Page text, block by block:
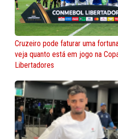
Cruzeiro pode faturar uma
veja quanto está em jogo na
Libertadores